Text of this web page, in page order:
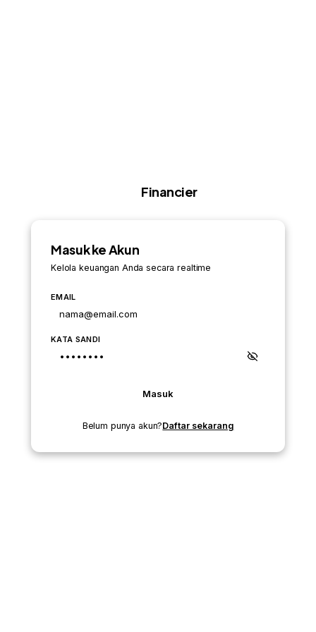
Financier
Masuk ke Akun
Kelola keuangan Anda secara realtime
EMAIL
KATA SANDI
Masuk
Belum punya akun?Daftar sekarang